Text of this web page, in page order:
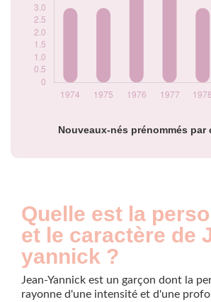
Nouveaux-nés prénommés par
Quelle est la
et le caractère de
yannick ?
Jean-Yannick est un garçon dont la
rayonne d'une intensité et d'une